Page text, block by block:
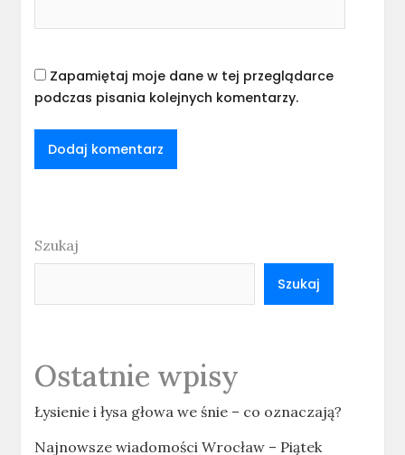
Zapamiętaj moje dane w tej przeglądarce
podczas pisania kolejnych komentarzy.
Szukaj
Szukaj
Ostatnie wpisy
Łysienie i łysa głowa we śnie – co oznaczają?
Najnowsze wiadomości Wrocław – Piątek